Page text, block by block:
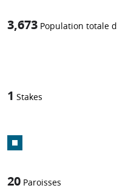
3,673 Population totale
1 Stakes
20 Paroisses